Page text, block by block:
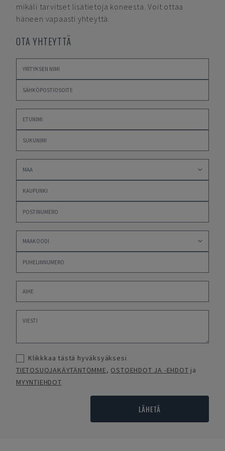
mikäli tarvitset lisätietoja koneesta. Voit ottaa
häneen vapaasti yhteyttä.
OTA YHTEYTTÄ
Klikkkaa tästä hyväksyäksesi
TIETOSUOJAKÄYTÄNTÖMME, OSTOEHDOT JA -EHDOT ja
MYYNTIEHDOT
LÄHETÄ